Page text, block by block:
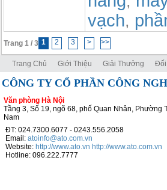
vạch,
Trang 1 / 3 1 2 3 > >>
Trang Chủ Giới Thiệu Giải Thưởng Đối
CÔNG TY CỔ PHẦN CÔNG
Văn phòng Hà Nội
Tầng 3, Số 19, ngõ 68, phố Quan Nhân, Phường
Nam
ĐT: 024.7300.6077 - 0243.556.2058
Email: atoinfo@ato.com.vn
Website: http://www.ato.vn http://www.ato.com.vn
Hotline: 096.222.7777